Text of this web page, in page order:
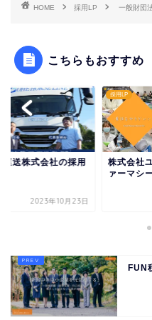
HOME 採用LP 一般財団
こちらもおすすめ
運送株式会社の採用
2023年10月23日
採用LP
株式会社
ァーマシ
FUN